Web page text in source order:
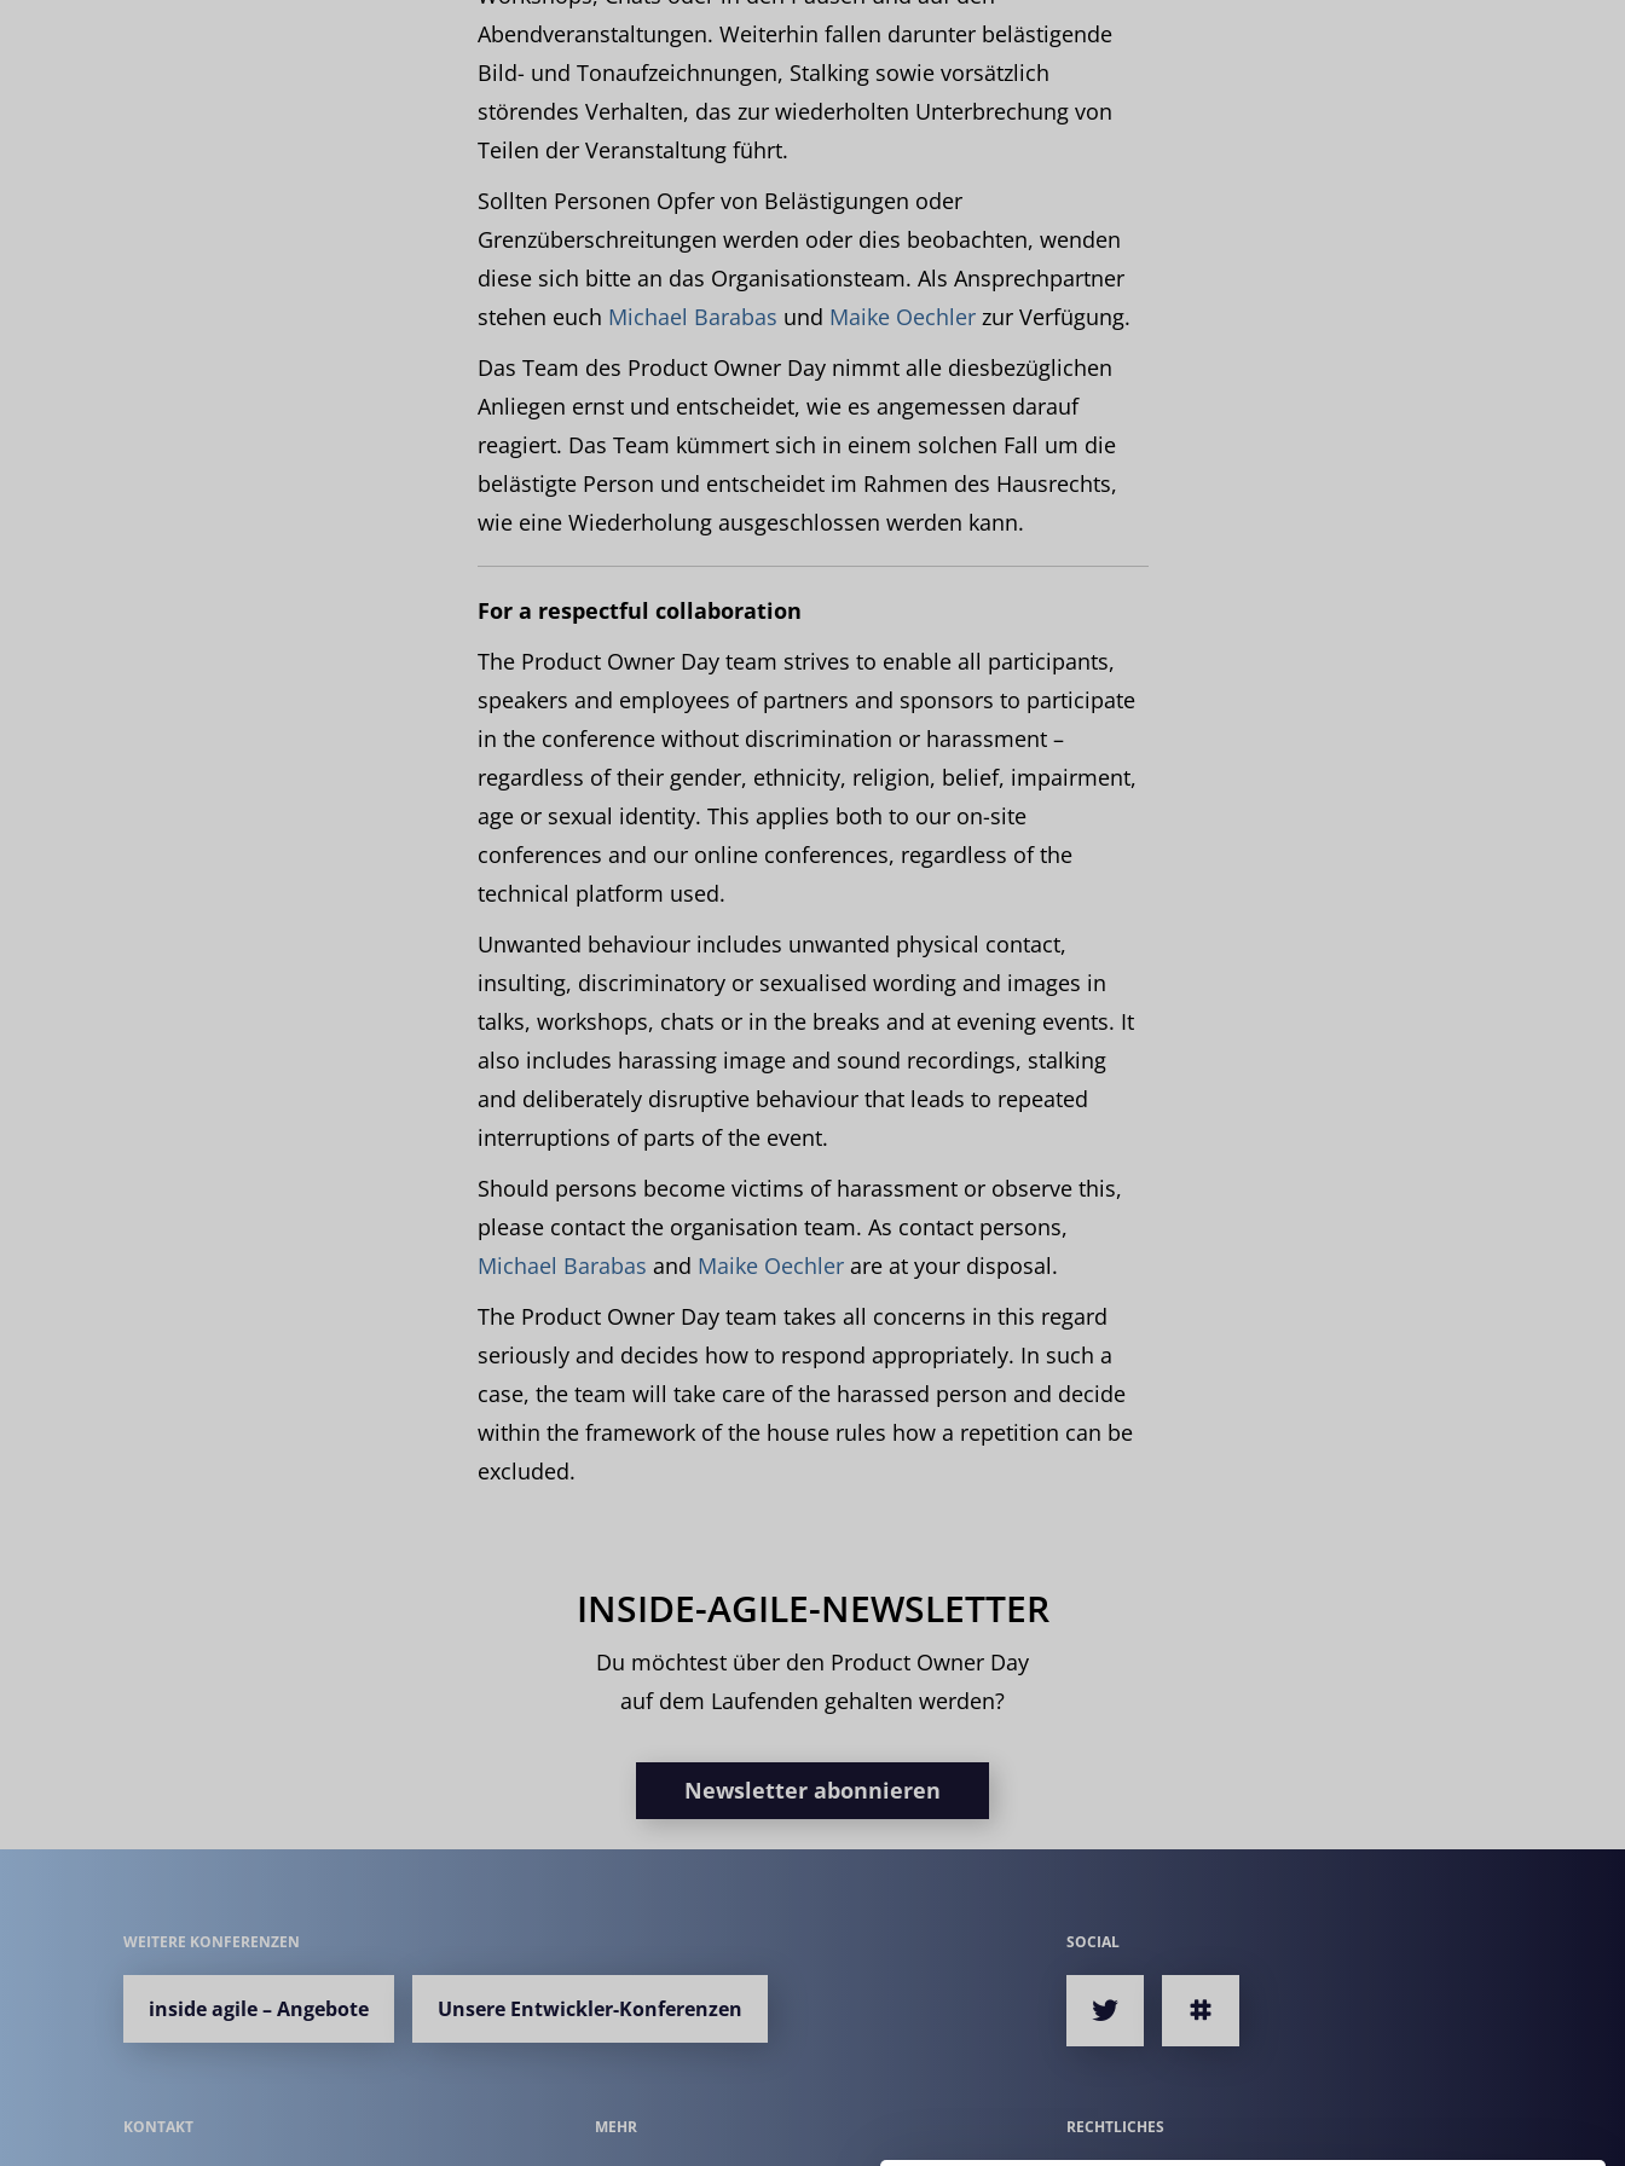
Abendveranstaltungen. Weiterhin fallen darunter belästigende
Bild- und Tonaufzeichnungen, Stalking sowie vorsätzlich
störendes Verhalten, das zur wiederholten Unterbrechung von
Teilen der Veranstaltung führt.
Sollten Personen Opfer von Belästigungen oder
Grenzüberschreitungen werden oder dies beobachten, wenden
diese sich bitte an das Organisationsteam. Als Ansprechpartner
stehen euch Michael Barabas und Maike Oechlerzur Verfügung.
Das Team des Product Owner Day nimmt alle diesbezüglichen
Anliegen ernst und entscheidet, wie es angemessen darauf
reagiert. Das Team kümmert sich in einem solchen Fall um die
belästigte Person und entscheidet im Rahmen des Hausrechts,
wie eine Wiederholung ausgeschlossen werden kann.
For a respectful collaboration
The Product Owner Day team strives to enable all participants,
speakers and employees of partners and sponsors to participate
in the conference without discrimination or harassment –
regardless of their gender, ethnicity, religion, belief, impairment,
age or sexual identity. This applies both to our on-site
conferences and our online conferences, regardless of the
technical platform used.
Unwanted behaviour includes unwanted physical contact,
insulting, discriminatory or sexualised wording and images in
talks, workshops, chats or in the breaks and at evening events. It
also includes harassing image and sound recordings, stalking
and deliberately disruptive behaviour that leads to repeated
interruptions of parts of the event.
Should persons become victims of harassment or observe this,
please contact the organisation team. As contact persons,
Michael Barabas and Maike Oechlerare at your disposal.
The Product Owner Day team takes all concerns in this regard
seriously and decides how to respond appropriately. In such a
case, the team will take care of the harassed person and decide
within the framework of the house rules how a repetition can be
excluded.
INSIDE-AGILE-NEWSLETTER
Du möchtest über den Product Owner Day
auf dem Laufenden gehalten werden?
Newsletter abonnieren
WEITERE KONFERENZEN
inside agile – Angebote Unsere Entwickler-Konferenzen
SOCIAL
KONTAKT MEHR RECHTLICHES